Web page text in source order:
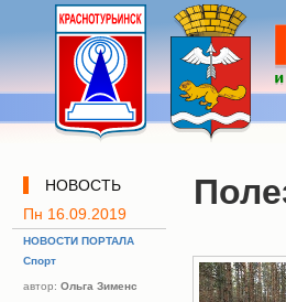
НОВОСТЬ
Пн 16.09.2019
НОВОСТИ ПОРТАЛА
Спорт
автор: Ольга Зименс